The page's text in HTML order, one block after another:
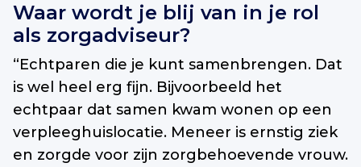
Waar wordt je blij van in je rol
als zorgadviseur?
“Echtparen die je kunt samenbrengen. Dat
is wel heel erg fijn. Bijvoorbeeld het
echtpaar dat samen kwam wonen op een
verpleeghuislocatie. Meneer is ernstig ziek
en zorgde voor zijn zorgbehoevende vrouw.